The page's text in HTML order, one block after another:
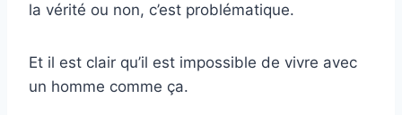
la vérité ou non, c’est problématique.
Et il est clair qu’il est impossible de vivre avec
un homme comme ça.